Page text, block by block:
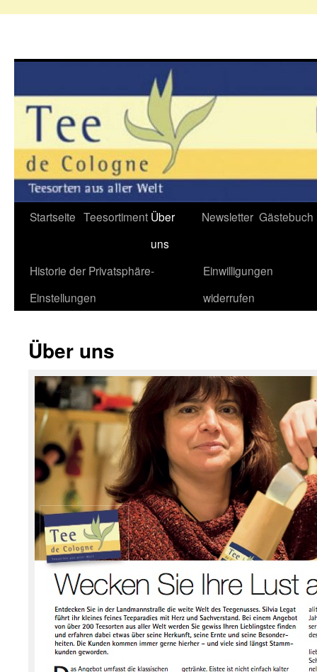
Zum
springen
Startseite Teesortiment Über
uns
Newsletter Gästebuch
Historie der Privatsphäre-
Einstellungen
Einwilligungen
widerrufen
Über uns